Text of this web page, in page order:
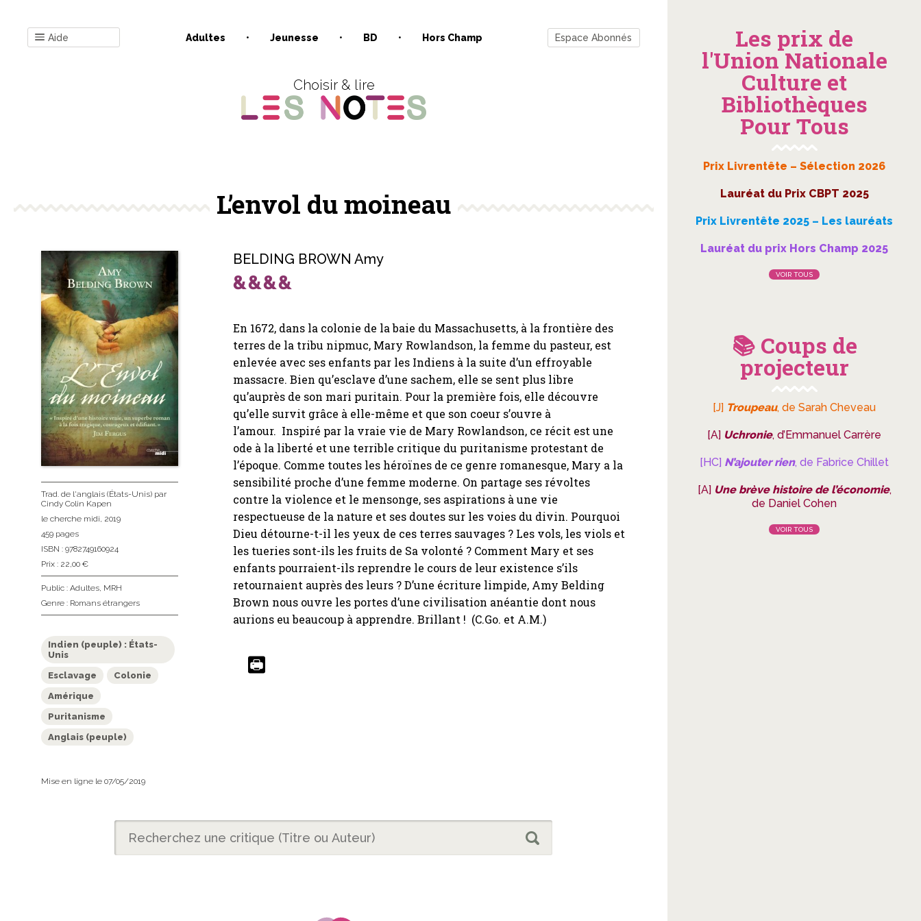
Aide Adultes Jeunesse BD Hors Champ Espace Abonnés
Choisir & lire
L’envol du moineau
BELDING BROWN Amy
En 1672, dans la colonie de la baie du Massachusetts, à la frontière des
terres de la tribu nipmuc, Mary Rowlandson, la femme du pasteur, est
enlevée avec ses enfants par les Indiens à la suite d’un effroyable
massacre. Bien qu’esclave d’une sachem, elle se sent plus libre
qu’auprès de son mari puritain. Pour la première fois, elle découvre
qu’elle survit grâce à elle-même et que son coeur s’ouvre à
l’amour. Inspiré par la vraie vie de Mary Rowlandson, ce récit est une
ode à la liberté et une terrible critique du puritanisme protestant de
l’époque. Comme toutes les héroïnes de ce genre romanesque, Mary a la
sensibilité proche d’une femme moderne. On partage ses révoltes
contre la violence et le mensonge, ses aspirations à une vie
respectueuse de la nature et ses doutes sur les voies du divin. Pourquoi
Dieu détourne-t-il les yeux de ces terres sauvages ? Les vols, les viols et
les tueries sont-ils les fruits de Sa volonté ? Comment Mary et ses
enfants pourraient-ils reprendre le cours de leur existence s’ils
retournaient auprès des leurs ? D’une écriture limpide, Amy Belding
Brown nous ouvre les portes d’une civilisation anéantie dont nous
aurions eu beaucoup à apprendre. Brillant ! (C.Go. et A.M.)
Trad. de l'anglais (États-Unis) par
Cindy Colin Kapen
le cherche midi, 2019
459 pages
ISBN : 9782749160924
Prix : 22,00 €
Public : Adultes, MRH
Genre : Romans étrangers
Indien (peuple) : États-
Unis
Esclavage
Colonie
Amérique
Puritanisme
Anglais (peuple)
Mise en ligne le 07/05/2019
Les prix de
l'Union Nationale
Culture et
Bibliothèques
Pour Tous
Prix Livrentête – Sélection 2026
Lauréat du Prix CBPT 2025
Prix Livrentête 2025 – Les lauréats
Lauréat du prix Hors Champ 2025
VOIR TOUS
📚 Coups de
projecteur
[J] Troupeau, de Sarah Cheveau
[A] Uchronie, d’Emmanuel Carrère
[HC] N’ajouter rien, de Fabrice Chillet
[A] Une brève histoire de l’économie,
de Daniel Cohen
VOIR TOUS